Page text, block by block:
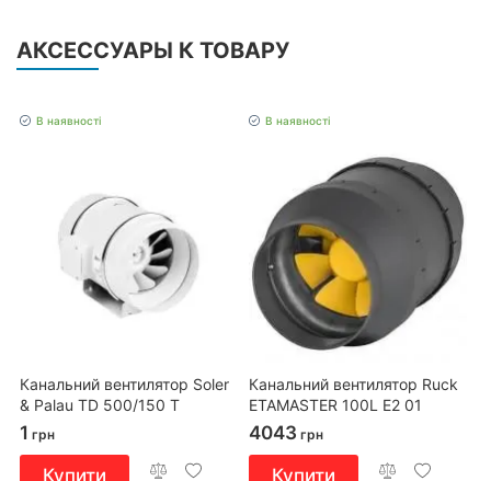
АКСЕССУАРЫ К ТОВАРУ
В наявності
Канальний вентилятор Soler
& Palau TD 500/150 T
1 грн
Купити
В наявності
Канальний вентилятор Ruck
ETAMASTER 100L E2 01
4043 грн
Купити